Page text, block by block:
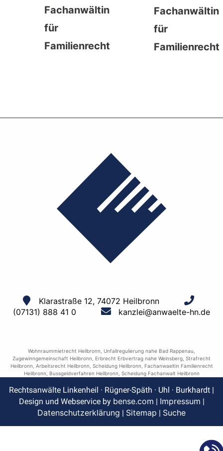
Fachanwältin
für
Familienrecht
Fachanwältin
für
Familienrecht
Klarastraße 12, 74072 Heilbronn
(07131) 888 41 0
kanzlei@anwaelte-hn.de
Wohnraummietrecht Heilbronn Unfallregulierung nahe Bad Rappenau
Zugewinngemeinschaft Heilbronn
Erbrecht Erbvertrag nahe Weinsberg Strafrecht
Heilbronn Arbeitsrecht Heilbronn Scheidung Heilbronn
Fachanwaeltin Familienrecht
Heilbronn
Bussgeldverfahren Heilbronn Scheidung Fachanwalt Heilbronn
Rechtsanwälte Linkenheil · Rügner-Späth · Uhl · Burkhardt |
Design und Webservice by bense.com | Impressum |
Datenschutzerklärung | Sitemap | Suche